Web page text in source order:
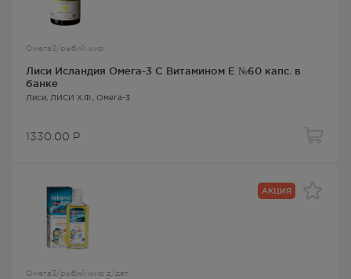
Омега3/рыбий жир
Лиси Исландия Омега-3 С Витамином Е №60 капс. в
банке
Лиси , ЛИСИ Х.Ф., Омега-3
1330.00 Р
АКЦИЯ
Омега3/рыбий жир д/дет